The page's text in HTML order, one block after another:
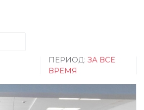
ПЕРИОД: ЗА ВСЕ
ВРЕМЯ